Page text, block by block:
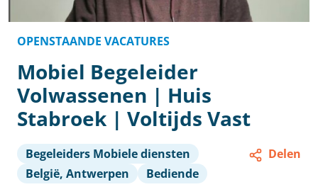
OPENSTAANDE VACATURES
Mobiel Begeleider
Volwassenen | Huis
Stabroek | Voltijds Vast
Delen
Begeleiders Mobiele diensten
België, Antwerpen
Bediende